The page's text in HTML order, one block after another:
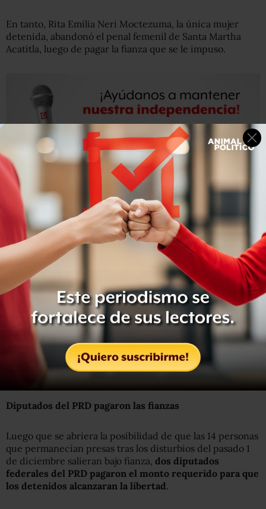
En tanto, Rita Emilia Neri Moctezuma, la única mujer
detenida, abandonó el penal femenil de Santa Martha
Acatitla, luego de pagar la fianza que se le impuso.
A excepción de Bryan Reyes Rodríguez, a quien se le fijó
una fianza de 67 mil pesos y se le ordenó resarcir el daño
con un pago superior a los 44 mil, las demás personas
pagaron una fianza de 40 mil pesos por el delito de
ataques a la paz pública.
Los liberados ofrecieron una conferencia de prensa al
obtener su libertad y coincidieron en señalar que
continuarán en la lucha por los ideales que consideran
son los correctos.
Diputados del PRD pagaron las fianzas
Luego que se abriera la posibilidad de que las 14 personas
que permanecían presas tras los disturbios del pasado 1
de diciembre salieran bajo fianza, dos diputados
federales del PRD pagaron el monto requerido para que
los detenidos alcanzaran la libertad.